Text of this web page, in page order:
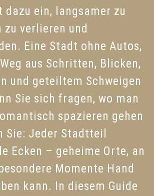
dazu ein, langsamer zu
zu verlieren und
Eine Stadt ohne Autos,
aus Schritten, Blicken,
und geteiltem Schweigen
Sie sich fragen, wo man
spazieren gehen
Sie: Jeder Stadtteil
Ecken – geheime Orte, an
Momente Hand
kann. In diesem Guide